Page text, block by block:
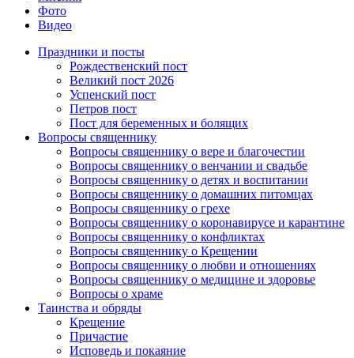
Фото
Видео
Праздники и посты
Рождественский пост
Великий пост 2026
Успенский пост
Петров пост
Пост для беременных и болящих
Вопросы священнику
Вопросы священнику о вере и благочестии
Вопросы священнику о венчании и свадьбе
Вопросы священнику о детях и воспитании
Вопросы священнику о домашних питомцах
Вопросы священнику о грехе
Вопросы священнику о коронавирусе и карантине
Вопросы священнику о конфликтах
Вопросы священнику о Крещении
Вопросы священнику о любви и отношениях
Вопросы священнику о медицине и здоровье
Вопросы о храме
Таинства и обряды
Крещение
Причастие
Исповедь и покаяние